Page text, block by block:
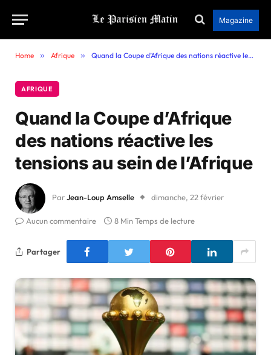
Magazine
Home » Afrique » Quand la Coupe d’Afrique des nations réactive les tensions au sein de l’Afrique
AFRIQUE
Quand la Coupe d’Afrique
des nations réactive les
tensions au sein de l’Afrique
ParJean-Loup Amselle dimanche, 22 février
Aucun commentaire 8 Min Temps de lecture
Partager